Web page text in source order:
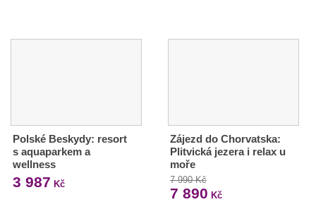
Polské Beskydy: resort
s aquaparkem a
wellness
3 987 Kč
Zájezd do Chorvatska:
Plitvická jezera i relax u
moře
7 990 Kč
7 890 Kč